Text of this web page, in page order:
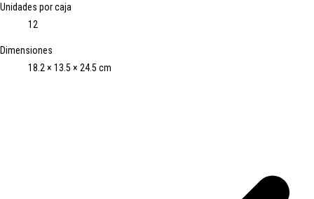
Unidades por caja
12
Dimensiones
18.2 × 13.5 × 24.5 cm